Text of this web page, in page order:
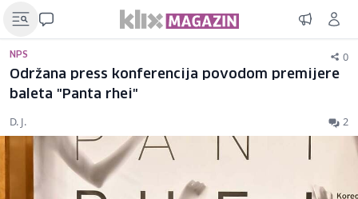
NPS 0
Održana press konferencija povodom premijere
baleta "Panta rhei"
D. J. 2